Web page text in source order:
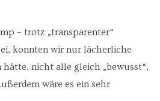
– trotz „transparenter“
konnten wir nur lächerliche
nicht alle gleich „bewusst“,
wäre es ein sehr